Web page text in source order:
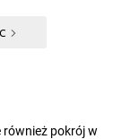
również pokrój w